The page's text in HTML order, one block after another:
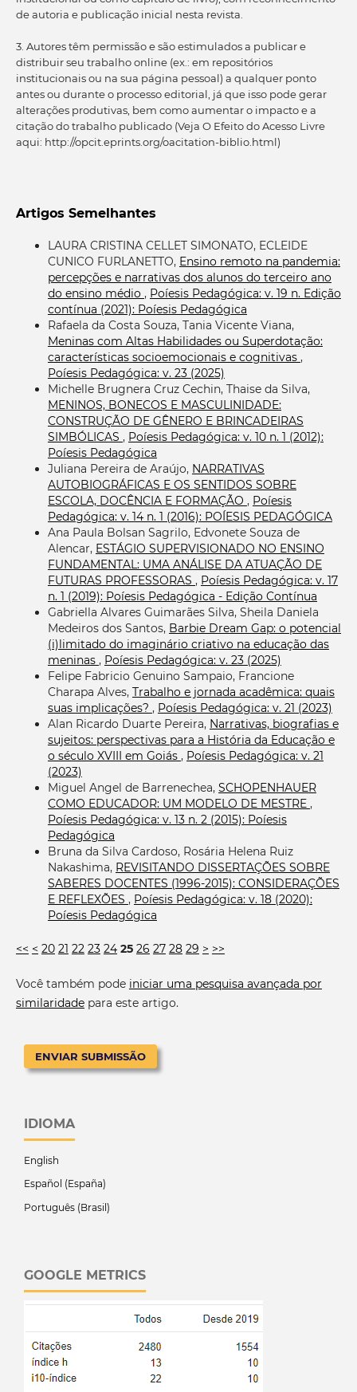
de autoria e publicação inicial nesta revista.
3. Autores têm permissão e são estimulados a publicar e
distribuir seu trabalho online (ex.: em repositórios
institucionais ou na sua página pessoal) a qualquer ponto
antes ou durante o processo editorial, já que isso pode gerar
alterações produtivas, bem como aumentar o impacto e a
citação do trabalho publicado (Veja O Efeito do Acesso Livre
aqui: http://opcit.eprints.org/oacitation-biblio.html)
Artigos Semelhantes
LAURA CRISTINA CELLET SIMONATO, ECLEIDE
CUNICO FURLANETTO, Ensino remoto na pandemia:
percepções e narrativas dos alunos do terceiro ano
do ensino médio , Poíesis Pedagógica: v. 19 n. Edição
contínua (2021): Poíesis Pedagógica
Rafaela da Costa Souza, Tania Vicente Viana,
Meninas com Altas Habilidades ou Superdotação:
características socioemocionais e cognitivas ,
Poíesis Pedagógica: v. 23 (2025)
Michelle Brugnera Cruz Cechin, Thaise da Silva,
MENINOS, BONECOS E MASCULINIDADE:
CONSTRUÇÃO DE GÊNERO E BRINCADEIRAS
SIMBÓLICAS , Poíesis Pedagógica: v. 10 n. 1 (2012):
Poíesis Pedagógica
Juliana Pereira de Araújo, NARRATIVAS
AUTOBIOGRÁFICAS E OS SENTIDOS SOBRE
ESCOLA, DOCÊNCIA E FORMAÇÃO , Poíesis
Pedagógica: v. 14 n. 1 (2016): POÍESIS PEDAGÓGICA
Ana Paula Bolsan Sagrilo, Edvonete Souza de
Alencar, ESTÁGIO SUPERVISIONADO NO ENSINO
FUNDAMENTAL: UMA ANÁLISE DA ATUAÇÃO DE
FUTURAS PROFESSORAS , Poíesis Pedagógica: v. 17
n. 1 (2019): Poíesis Pedagógica - Edição Contínua
Gabriella Alvares Guimarães Silva, Sheila Daniela
Medeiros dos Santos, Barbie Dream Gap: o potencial
(i)limitado do imaginário criativo na educação das
meninas , Poíesis Pedagógica: v. 23 (2025)
Felipe Fabricio Genuino Sampaio, Francione
Charapa Alves, Trabalho e jornada acadêmica: quais
suas implicações? , Poíesis Pedagógica: v. 21 (2023)
Alan Ricardo Duarte Pereira, Narrativas, biografias e
sujeitos: perspectivas para a História da Educação e
o século XVIII em Goiás , Poíesis Pedagógica: v. 21
(2023)
Miguel Angel de Barrenechea, SCHOPENHAUER
COMO EDUCADOR: UM MODELO DE MESTRE ,
Poíesis Pedagógica: v. 13 n. 2 (2015): Poíesis
Pedagógica
Bruna da Silva Cardoso, Rosária Helena Ruiz
Nakashima, REVISITANDO DISSERTAÇÕES SOBRE
SABERES DOCENTES (1996-2015): CONSIDERAÇÕES
E REFLEXÕES , Poíesis Pedagógica: v. 18 (2020):
Poíesis Pedagógica
<< < 20 21 22 23 24 25 26 27 28 29 > >>
Você também pode iniciar uma pesquisa avançada por
similaridadepara este artigo.
ENVIAR SUBMISSÃO
IDIOMA
English
Español (España)
Português (Brasil)
GOOGLE METRICS